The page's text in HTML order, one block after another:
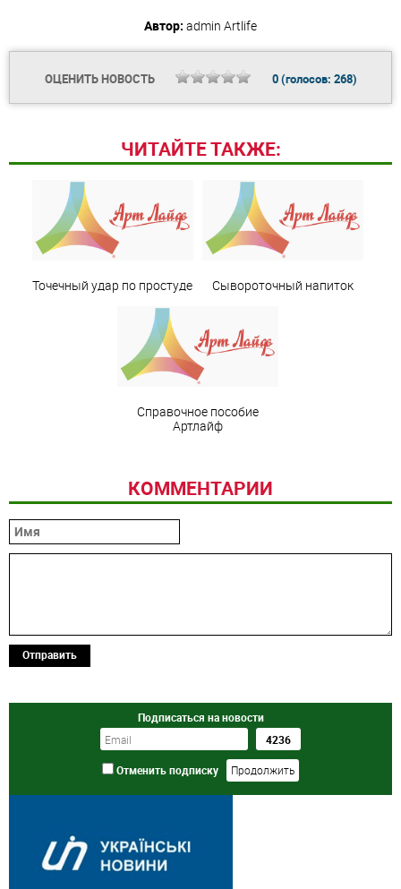
Автор: admin Artlife
ОЦЕНИТЬ НОВОСТЬ 0(голосов: 268)
ЧИТАЙТЕ ТАКЖЕ:
Точечный удар по простуде Сывороточный напиток
Справочное пособие
Артлайф
КОММЕНТАРИИ
Отправить
Подписаться на новости
Отменить подписку